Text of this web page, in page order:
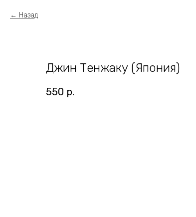
Назад
Джин Тенжаку (Япония)
550 р.